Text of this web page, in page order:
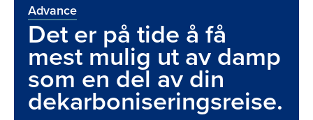
Advance
Det er på tide å få
mest mulig ut av damp
som en del av din
dekarboniseringsreise.